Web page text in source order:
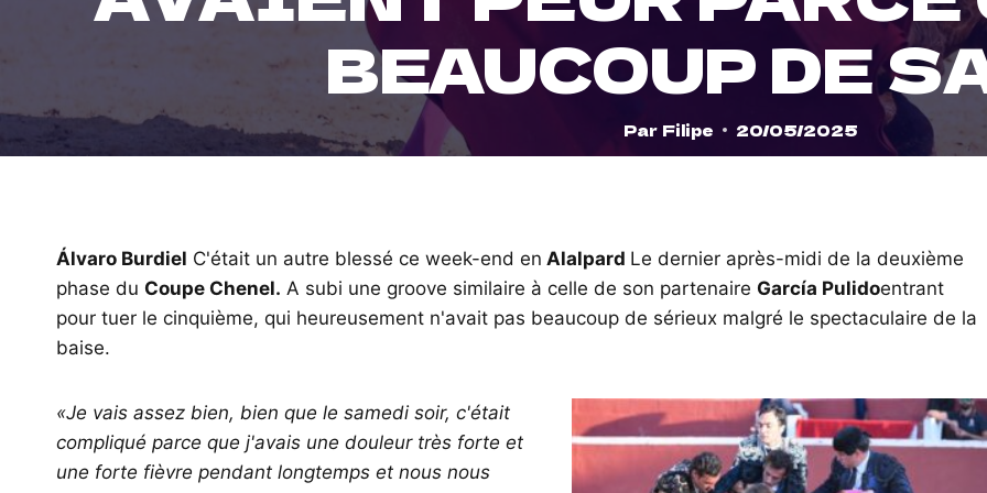
BEAUCOUP DE
Par Filipe 20/05/2025
Álvaro Burdiel C'était un autre blessé ce week-end en Alalpard Le dernier après-midi de la deuxième
phase du Coupe Chenel. A subi une groove similaire à celle de son partenaire García Pulidoentrant
pour tuer le cinquième, qui heureusement n'avait pas beaucoup de sérieux malgré le spectaculaire de la
baise.
«Je vais assez bien, bien que le samedi soir, c'était
compliqué parce que j'avais une douleur très forte et
une forte fièvre pendant longtemps et nous nous